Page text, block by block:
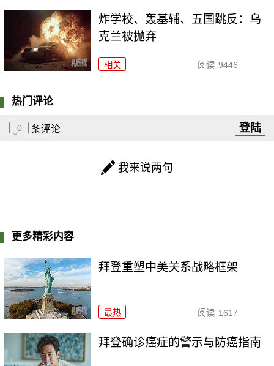
炸学校、轰基辅、五国跳反：乌
克兰被抛弃
相关 阅读 9446
热门评论
0 条评论 登陆
我来说两句
更多精彩内容
拜登重塑中美关系战略框架
最热 阅读 1617
拜登确诊癌症的警示与防癌指南